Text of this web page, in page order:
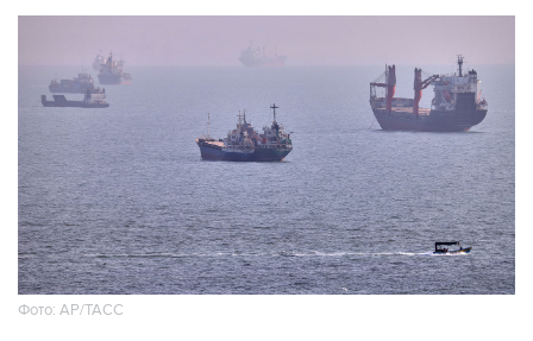
Фото: AP/ТАСС